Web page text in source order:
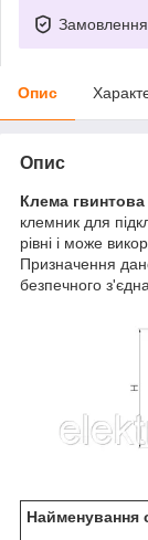
Замовлення
Опис
Опис
Клема
клемник для
рівні і може
Призначення
безпечного
Найменування